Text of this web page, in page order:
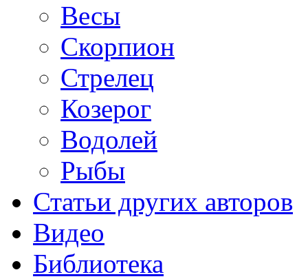
Весы
Скорпион
Стрелец
Козерог
Водолей
Рыбы
Статьи других авторов
Видео
Библиотека